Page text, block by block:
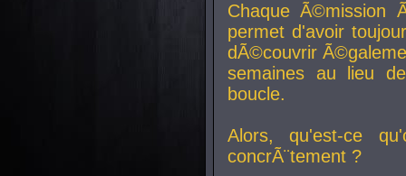
Chaque Ã©mission
permet d'avoir
dÃ©couvrir
semaines au lieu
boucle.
Alors, qu'est-ce
concrÃ¨tement ?